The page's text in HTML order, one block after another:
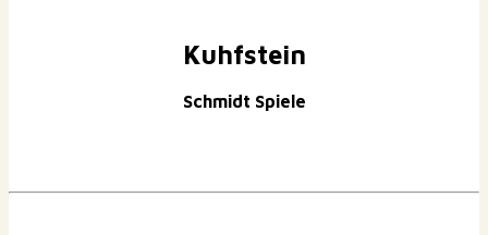
Kuhfstein
Schmidt Spiele